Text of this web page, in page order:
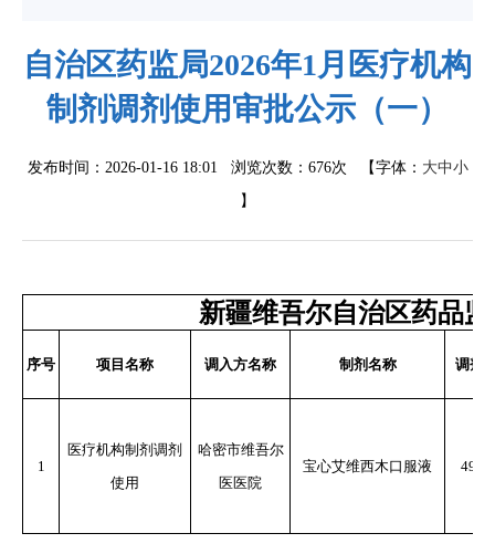
自治区药监局2026年1月医疗机构
制剂调剂使用审批公示（一）
发布时间：2026-01-16 18:01 浏览次数： 676次 【字体： 大中小
】
新疆维吾尔自治区药品
序号 项目名称 调入方名称 制剂名称 调剂
1
医疗机构制剂调剂
使用
哈密市维吾尔
医医院
宝心艾维西木口服液 4950